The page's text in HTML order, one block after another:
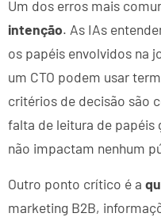
Um dos erros mais
intenção. As IAs
os papéis envolvidos na
um CTO podem usar
critérios de decisão são
falta de leitura de papéis
não impactam nenhum
Outro ponto crítico é a
marketing B2B,